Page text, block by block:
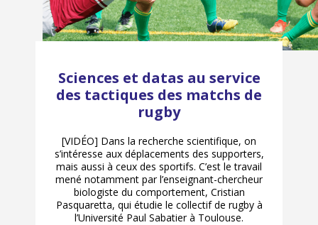
Sciences et datas au service
des tactiques des matchs de
rugby
[VIDÉO] Dans la recherche scientifique, on
s’intéresse aux déplacements des supporters,
mais aussi à ceux des sportifs. C’est le travail
mené notamment par l’enseignant-chercheur
biologiste du comportement, Cristian
Pasquaretta, qui étudie le collectif de rugby à
l’Université Paul Sabatier à Toulouse.